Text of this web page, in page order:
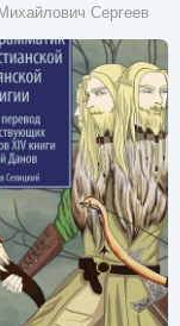
Сергеев